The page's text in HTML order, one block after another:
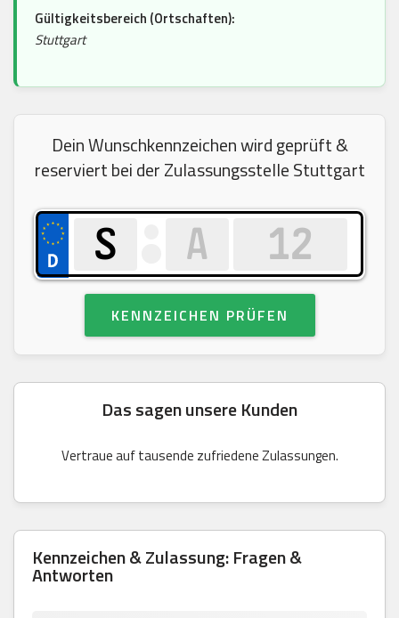
Gültigkeitsbereich (Ortschaften):
Stuttgart
Dein Wunschkennzeichen wird geprüft &
reserviert bei der Zulassungsstelle Stuttgart
KENNZEICHEN PRÜFEN
Das sagen unsere Kunden
Vertraue auf tausende zufriedene Zulassungen.
Kennzeichen & Zulassung: Fragen &
Antworten